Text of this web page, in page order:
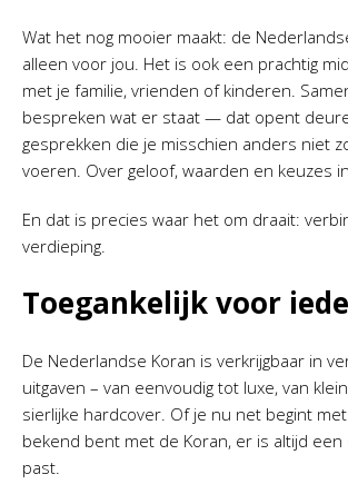
Wat het nog mooier maakt: de
alleen voor jou. Het is ook een prachtig
met je familie, vrienden of kinderen.
bespreken wat er staat — dat opent
gesprekken die je misschien anders niet
voeren. Over geloof, waarden en keuzes
En dat is precies waar het om draait:
verdieping.
Toegankelijk voor
De Nederlandse Koran is verkrijgbaar in
uitgaven – van eenvoudig tot luxe, van
sierlijke hardcover. Of je nu net begint
bekend bent met de Koran, er is altijd een
past.